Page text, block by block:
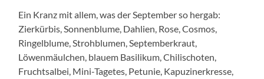
Ein Kranz mit allem, was der September so hergab:
Zierkürbis, Sonnenblume, Dahlien, Rose, Cosmos,
Ringelblume, Strohblumen, Septemberkraut,
Löwenmäulchen, blauem Basilikum, Chilischoten,
Fruchtsalbei, Mini-Tagetes, Petunie, Kapuzinerkresse,